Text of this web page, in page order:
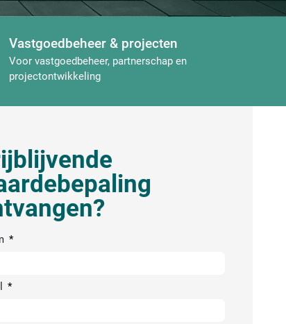
Vastgoedbeheer & projecten
Voor vastgoedbeheer, partnerschap en
projectontwikkeling